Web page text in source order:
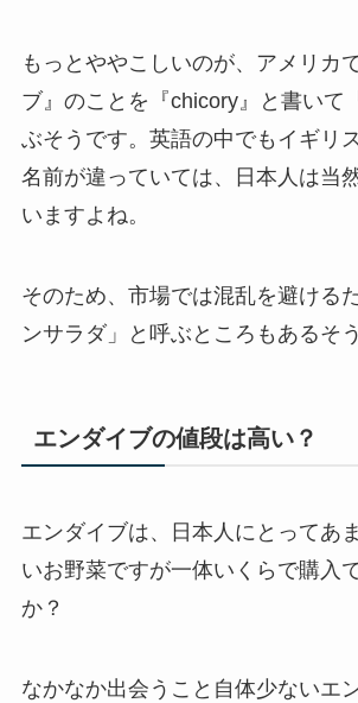
もっとややこしいのが、アメリカ
ブ』のことを『chicory』と書いて
ぶそうです。英語の中でもイギリ
名前が違っていては、日本人は当
いますよね。
そのため、市場では混乱を避ける
ンサラダ」と呼ぶところもあるそ
エンダイブの値段は高い？
エンダイブは、日本人にとってあ
いお野菜ですが一体いくらで購入
か？
なかなか出会うこと自体少ないエ